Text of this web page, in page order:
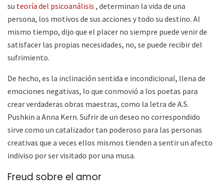
su teoría del psicoanálisis , determinan la vida de una
persona, los motivos de sus acciones y todo su destino. Al
mismo tiempo, dijo que el placer no siempre puede venir de
satisfacer las propias necesidades, no, se puede recibir del
sufrimiento.
De hecho, es la inclinación sentida e incondicional, llena de
emociones negativas, lo que conmovió a los poetas para
crear verdaderas obras maestras, como la letra de A.S.
Pushkin a Anna Kern. Sufrir de un deseo no correspondido
sirve como un catalizador tan poderoso para las personas
creativas que a veces ellos mismos tienden a sentir un afecto
indiviso por ser visitado por una musa.
Freud sobre el amor